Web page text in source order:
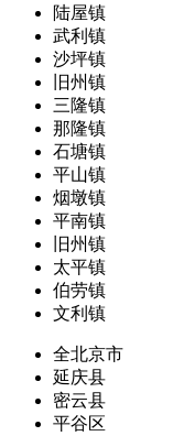
陆屋镇
武利镇
沙坪镇
旧州镇
三隆镇
那隆镇
石塘镇
平山镇
烟墩镇
平南镇
旧州镇
太平镇
伯劳镇
文利镇
全北京市
延庆县
密云县
平谷区